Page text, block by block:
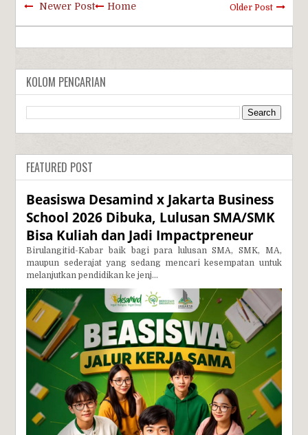
Newer Post Older Post
Home
KOLOM PENCARIAN
FEATURED POST
Beasiswa Desamind x Jakarta Business
School 2026 Dibuka, Lulusan SMA/SMK
Bisa Kuliah dan Jadi Impactpreneur
Birulangitid-Kabar baik bagi para lulusan SMA, SMK, MA,
maupun sederajat yang sedang mencari kesempatan untuk
melanjutkan pendidikan ke jenj...